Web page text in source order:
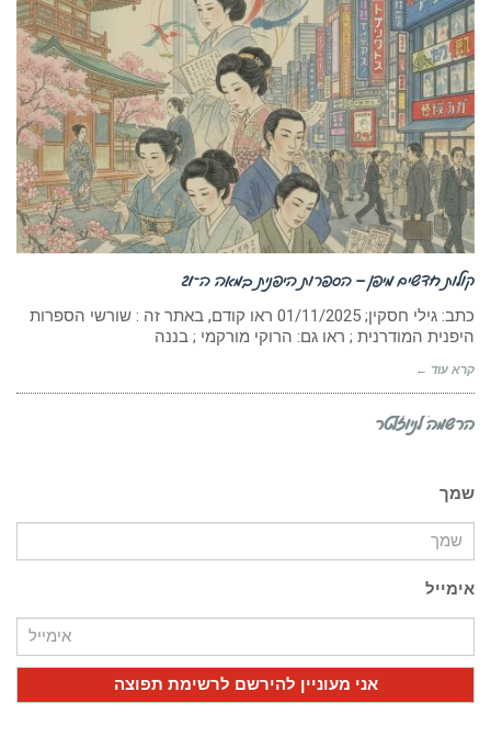
קולות חדשים מיפן – הספרות היפנית במאה ה־21
כתב: גילי חסקין; ‏01/11/2025 ראו קודם, באתר זה : שורשי הספרות
היפנית המודרנית ; ראו גם: הרוקי מורקמי ; בננה
קרא עוד ←
הרשמה לניוזלטר
שמך
אימייל